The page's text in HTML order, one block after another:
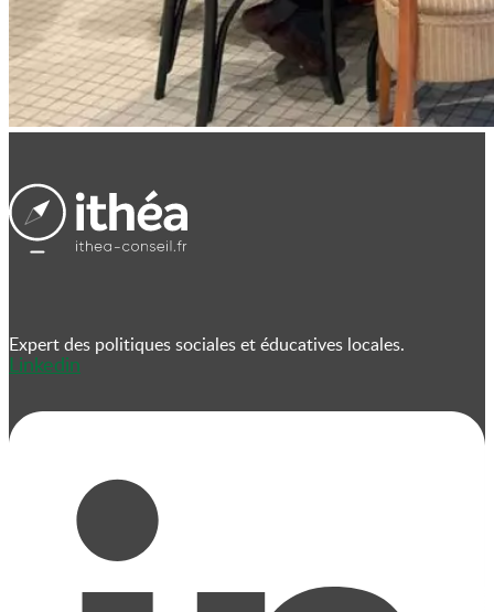
Expert des politiques sociales et éducatives locales.
Linkedin